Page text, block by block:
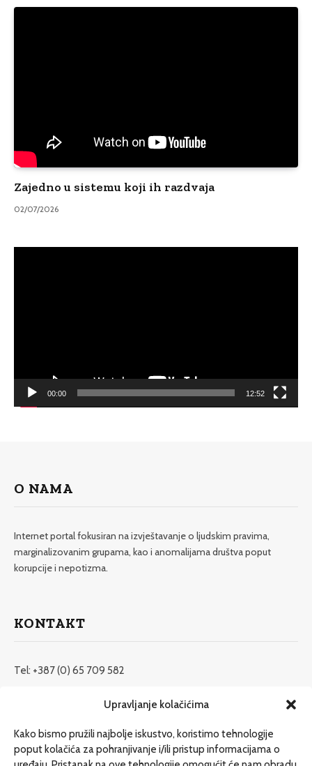
Upravljanje kolačićima
Kako bismo pružili najbolje iskustvo, koristimo tehnologije
poput kolačića za pohranjivanje i/ili pristup informacijama o
Zajedno u sistemu koji ih razdvaja
02/07/2026
00:00 12:52
O NAMA
Internet portal fokusiran na izvještavanje o ljudskim pravima,
marginalizovanim grupama, kao i anomalijama društva poput
korupcije i nepotizma.
KONTAKT
Tel: +387 (0) 65 709 582
redakcija@etrafika.net